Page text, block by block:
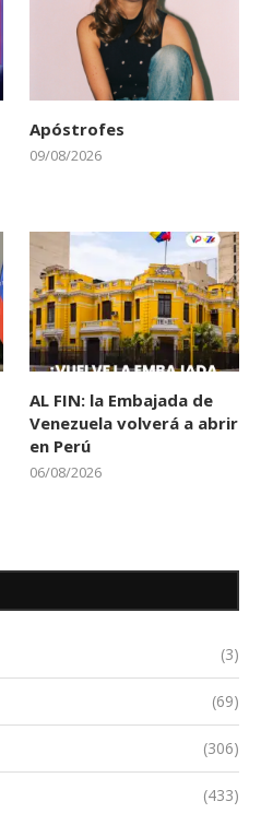
Apóstrofes
09/08/2026
AL FIN: la Embajada de
Venezuela volverá a abrir
en Perú
06/08/2026
(3)
(69)
(306)
(433)